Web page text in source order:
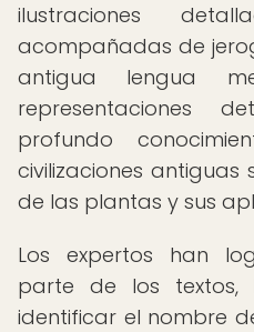
ilustraciones
acompañadas de
antigua lengua
representaciones
profundo
civilizaciones
de las plantas y sus
Los expertos han
parte de los
identificar el nombre